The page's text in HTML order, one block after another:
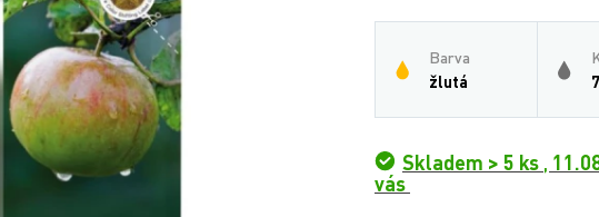
Barva
žlutá
Skladem > 5 ks ,
vás